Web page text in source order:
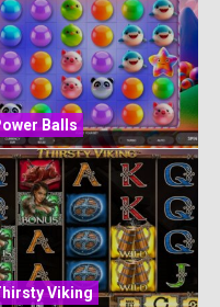
Balls
Viking